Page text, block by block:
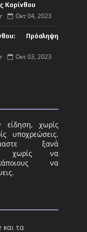
Κορίνθου
Οκτ 04, 2023
Πρόσληψη
Οκτ 03, 2023
είδηση, χωρίς
υποχρεώσεις.
ξανά
χωρίς να
να
και τα